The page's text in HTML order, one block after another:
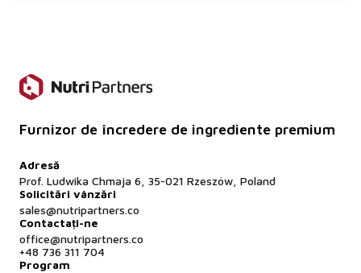
printr-un proces de bio-fermentare (folosind
bacterii), urmat de etape de sinteză chimică
vedere chimic cu vitamina C găsită într-o
Furnizor de încredere de ingrediente premium
Adresă
Prof. Ludwika Chmaja 6, 35-021 Rzeszów, Poland
Solicitări vânzări
sales@nutripartners.co
Contactați-ne
office@nutripartners.co
+48 736 311 704
Program